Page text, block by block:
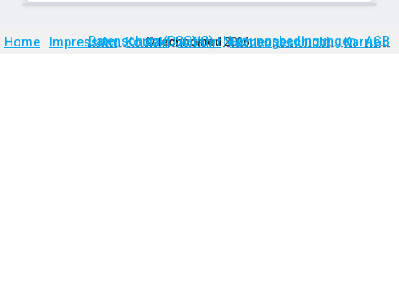
Home Impressum Kontakt Anfahrt Firmengeschichte Karriere
©technomed 2026
Datenschutz (DSGVO) Nutzungsbedingungen AGB